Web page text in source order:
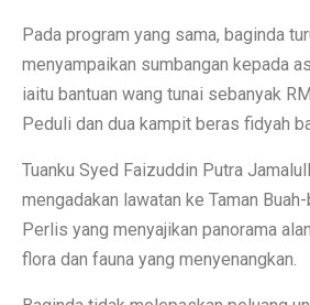
Pada program yang sama, baginda
menyampaikan sumbangan kepada
iaitu bantuan wang tunai sebanyak
Peduli dan dua kampit beras fidyah
Tuanku Syed Faizuddin Putra
mengadakan lawatan ke Taman
Perlis yang menyajikan panorama
flora dan fauna yang menyenangkan.